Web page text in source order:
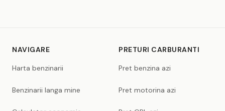
NAVIGARE
Harta benzinarii
Benzinarii langa mine
PRETURI CARBURANTI
Pret benzina azi
Pret motorina azi